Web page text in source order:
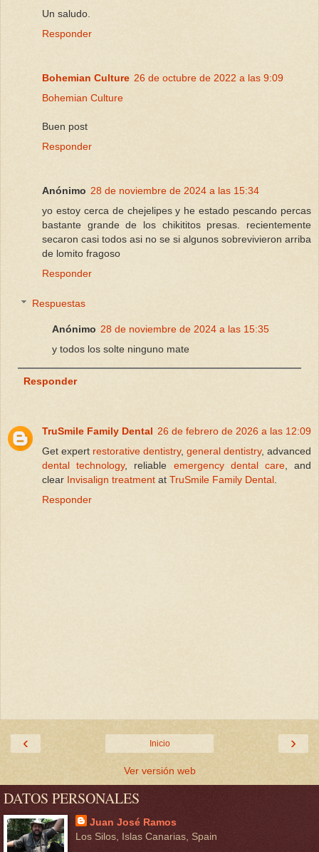
Un saludo.
Responder
Bohemian Culture 26 de octubre de 2022 a las 9:09
Bohemian Culture
Buen post
Responder
Anónimo 28 de noviembre de 2024 a las 15:34
yo estoy cerca de chejelipes y he estado pescando percas
bastante grande de los chikititos presas. recientemente
secaron casi todos asi no se si algunos sobrevivieron arriba
de lomito fragoso
Responder
Respuestas
Anónimo 28 de noviembre de 2024 a las 15:35
y todos los solte ninguno mate
Responder
TruSmile Family Dental 26 de febrero de 2026 a las 12:09
Get expert restorative dentistry, general dentistry, advanced
dental technology, reliable emergency dental care, and
clear Invisalign treatment at TruSmile Family Dental
Responder
‹ ›
Inicio
Ver versión web
DATOS PERSONALES
Juan José Ramos
Los Silos, Islas Canarias, Spain